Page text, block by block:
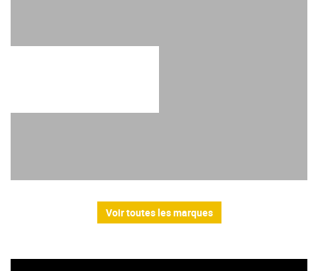
Voir toutes les marques